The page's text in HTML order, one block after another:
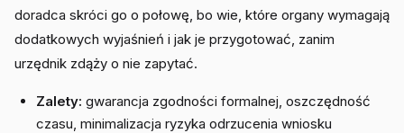
doradca skróci go o połowę, bo wie, które organy wymagają
dodatkowych wyjaśnień i jak je przygotować, zanim
urzędnik zdąży o nie zapytać.
Zalety: gwarancja zgodności formalnej, oszczędność
czasu, minimalizacja ryzyka odrzucenia wniosku